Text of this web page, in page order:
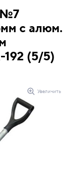
№7
с алюм.
(5/5)
Увеличить